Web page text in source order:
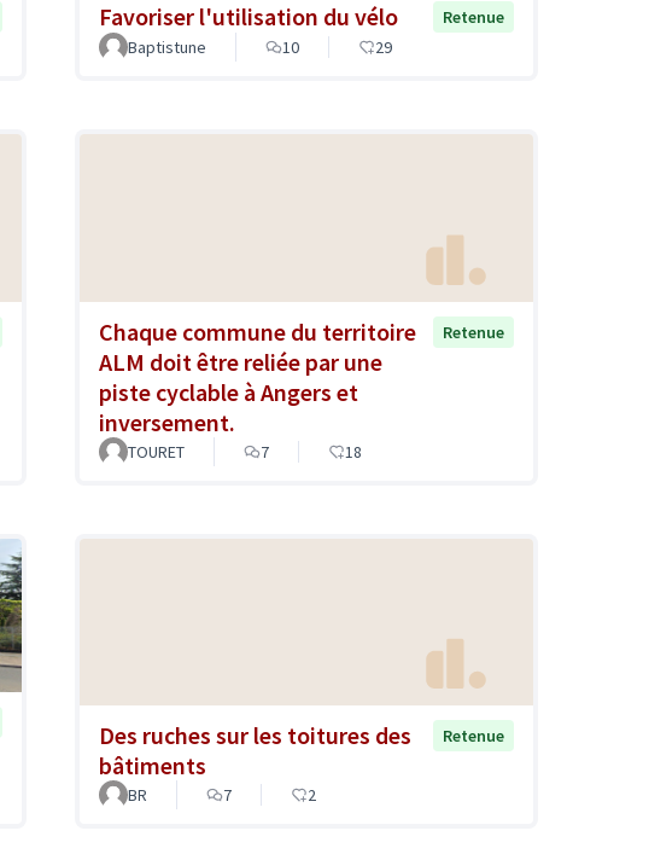
Favoriser l'utilisation du vélo
Retenue
Baptistune
10 29
Chaque commune du territoire
ALM doit être reliée par une
piste cyclable à Angers et
inversement.
Retenue
TOURET 7 18
Des ruches sur les toitures des
bâtiments
Retenue
BR 7 2